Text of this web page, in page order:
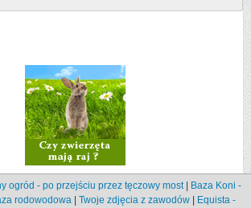
ogród - po przejściu przez tęczowy most|
Baza Koni -
rodowodowa
Twoje zdjęcia z zawodów Equista -